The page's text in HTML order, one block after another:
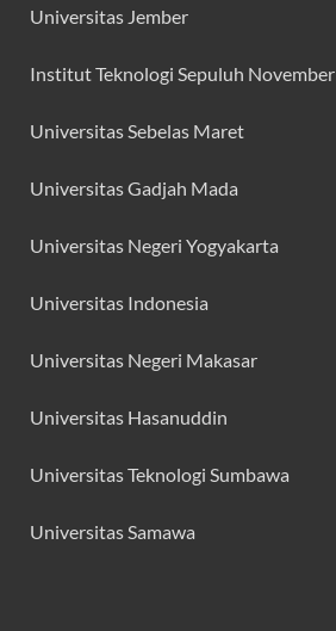
Universitas Jember
Institut Teknologi Sepuluh November
Universitas Sebelas Maret
Universitas Gadjah Mada
Universitas Negeri Yogyakarta
Universitas Indonesia
Universitas Negeri Makasar
Universitas Hasanuddin
Universitas Teknologi Sumbawa
Universitas Samawa